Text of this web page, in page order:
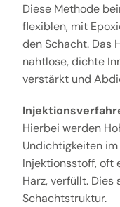
Diese Methode
flexiblen, mit
den Schacht. Das
nahtlose, dichte
verstärkt und
Hierbei werden
Undichtigkeiten
Injektionsstoff, oft
Harz, verfüllt.
Schachtstruktur.